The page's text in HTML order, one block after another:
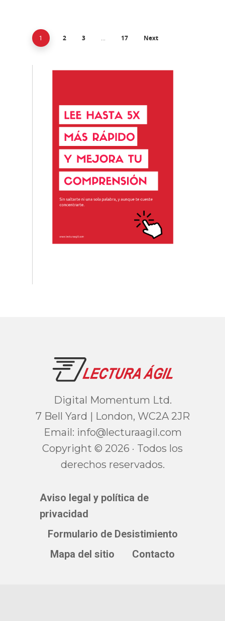
1 2 3 … 17 Next
Digital Momentum Ltd.
7 Bell Yard | London, WC2A 2JR
Email: moc.ligaarutcel@ofni
Copyright © 2026 · Todos los
derechos reservados.
Aviso legal y política de
privacidad
Formulario de Desistimiento
Mapa del sitio
Contacto